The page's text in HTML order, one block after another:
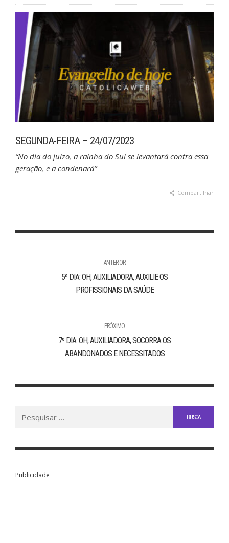
SEGUNDA-FEIRA – 24/07/2023
“No dia do juízo, a rainha do Sul se levantará contra essa
geração, e a condenará”
Compartilhar
ANTERIOR
5º DIA: OH, AUXILIADORA, AUXILIE OS
PROFISSIONAIS DA SAÚDE
PRÓXIMO
7º DIA: OH, AUXILIADORA, SOCORRA OS
ABANDONADOS E NECESSITADOS
Publicidade